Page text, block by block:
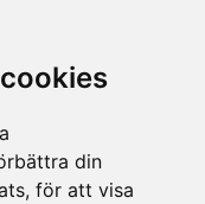
din
för att visa